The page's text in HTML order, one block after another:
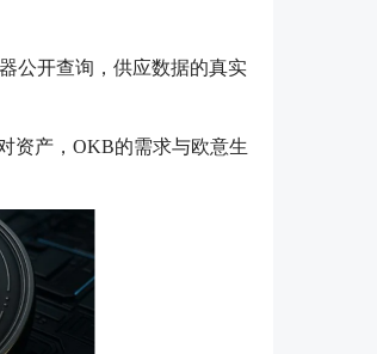
公开查询，供应数据的真实
资产，OKB的需求与欧意生